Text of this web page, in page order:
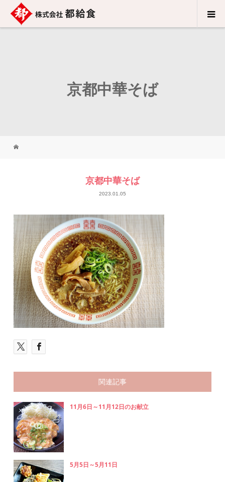
京都中華そば
京都中華そば
2023.01.05
関連記事
11月6日～11月12日のお献立
5月5日～5月11日